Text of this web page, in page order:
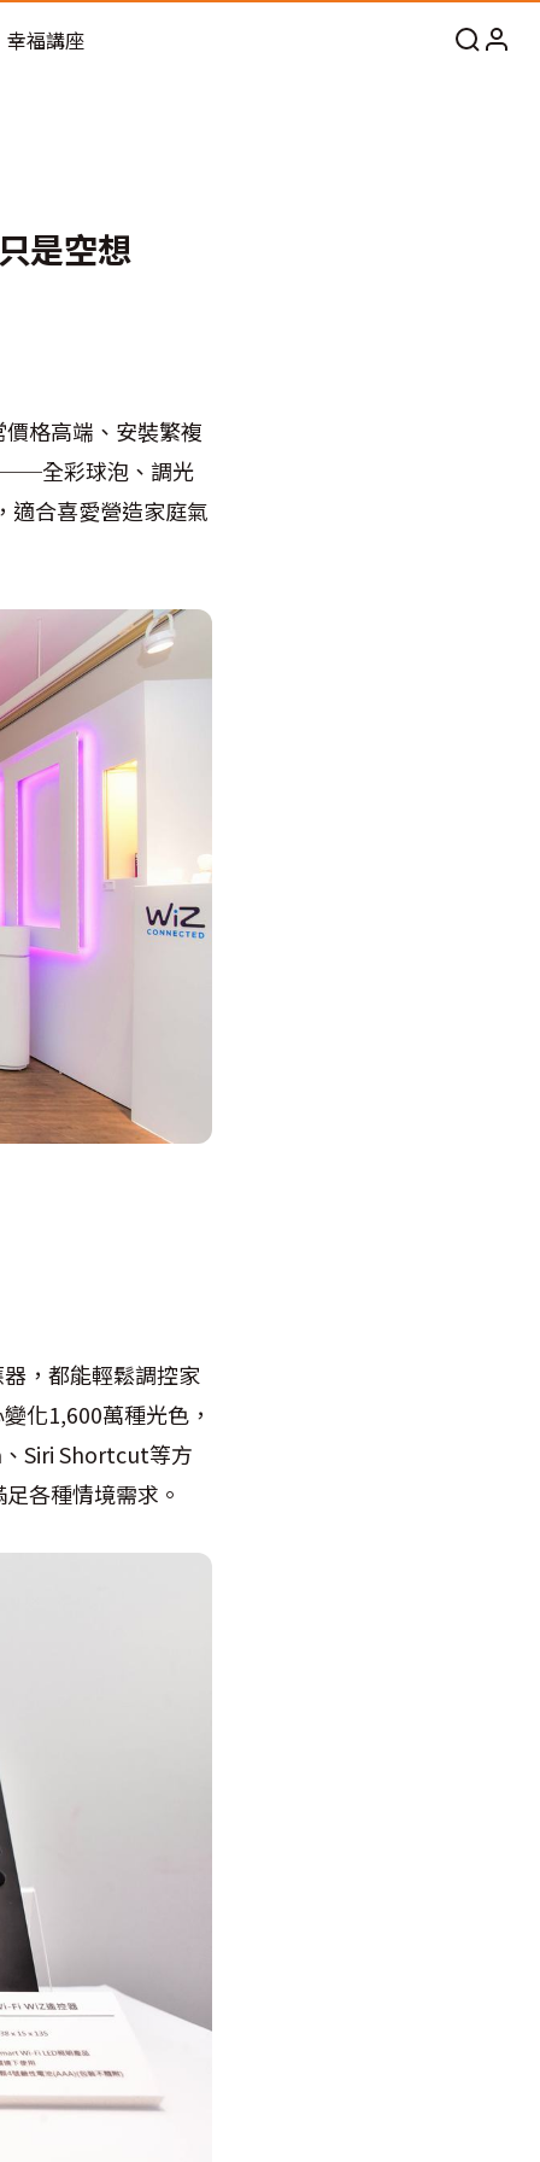
幸福講座
是空想
格高端、安裝繁複
──全彩球泡、調光
適合喜愛營造家庭氣
，都能輕鬆調控家
化1,600萬種光色，
Siri Shortcut等方
各種情境需求。